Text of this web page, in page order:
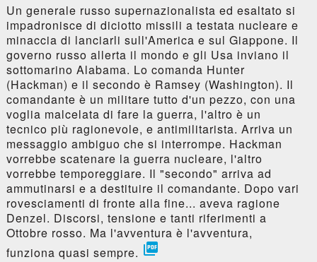
Un generale russo supernazionalista ed esaltato si
impadronisce di diciotto missili a testata nucleare e
minaccia di lanciarli sull'America e sul Giappone. Il
governo russo allerta il mondo e gli Usa inviano il
sottomarino Alabama. Lo comanda Hunter
(Hackman) e il secondo è Ramsey (Washington). Il
comandante è un militare tutto d'un pezzo, con una
voglia malcelata di fare la guerra, l'altro è un
tecnico più ragionevole, e antimilitarista. Arriva un
messaggio ambiguo che si interrompe. Hackman
vorrebbe scatenare la guerra nucleare, l'altro
vorrebbe temporeggiare. Il "secondo" arriva ad
ammutinarsi e a destituire il comandante. Dopo vari
rovesciamenti di fronte alla fine... aveva ragione
Denzel. Discorsi, tensione e tanti riferimenti a
Ottobre rosso. Ma l'avventura è l'avventura,
funziona quasi sempre. 